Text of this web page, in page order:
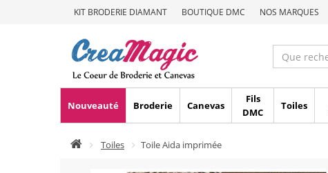
KIT BRODERIE DIAMANT BOUTIQUE DMC NOS MARQUES
Nouveauté Broderie Canevas
Fils
DMC
Toiles
Toiles Toile Aida imprimée